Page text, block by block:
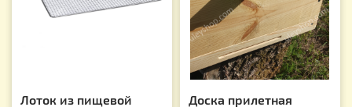
Лоток из пищевой
Доска прилетная